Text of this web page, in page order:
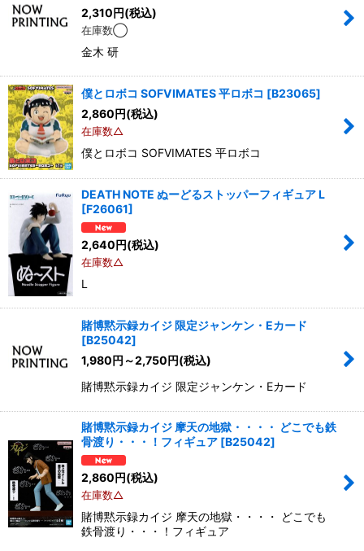
2,310円(税込)
在庫数◯
金木 研
僕とロボコ SOFVIMATES 平ロボコ [B23065]
2,860円(税込)
在庫数△
僕とロボコ SOFVIMATES 平ロボコ
DEATH NOTE ぬーどるストッパーフィギュア L
[F26061]
2,640円(税込)
在庫数△
L
賭博黙示録カイジ 限定ジャンケン・Eカード
[B25042]
1,980円 ～2,750円(税込)
賭博黙示録カイジ 限定ジャンケン・Eカード
賭博黙示録カイジ 摩天の地獄・・・・ どこでも鉄
骨渡り・・・！フィギュア [B25042]
2,860円(税込)
在庫数△
賭博黙示録カイジ 摩天の地獄・・・・ どこでも
鉄骨渡り・・・！フィギュア